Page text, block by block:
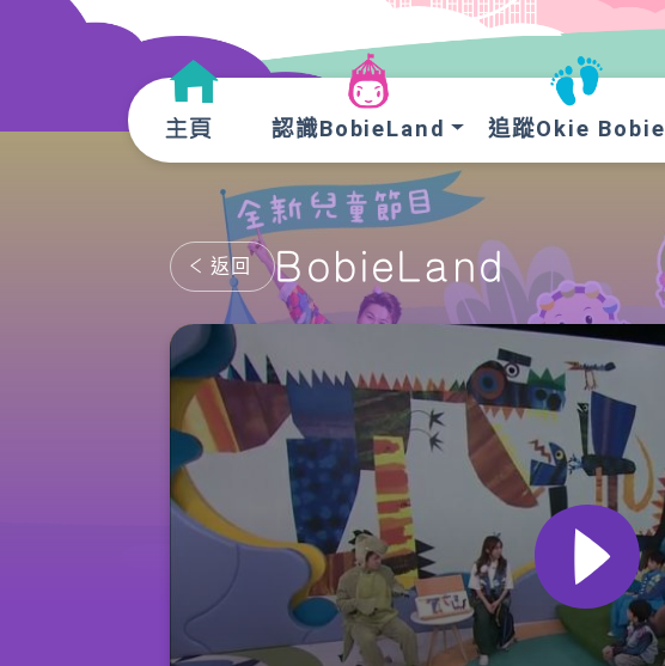
主頁 認識BobieLand 追蹤Okie Bobie
返回 BobieLand